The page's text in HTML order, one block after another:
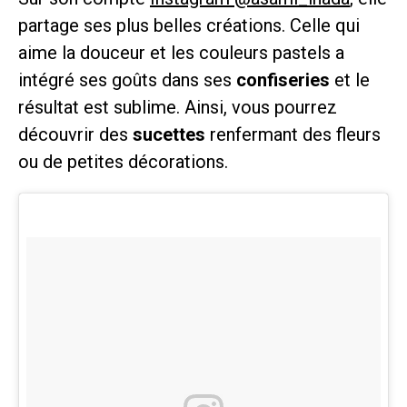
partage ses plus belles créations. Celle qui
aime la douceur et les couleurs pastels a
intégré ses goûts dans ses confiseries et le
résultat est sublime. Ainsi, vous pourrez
découvrir des sucettes renfermant des fleurs
ou de petites décorations.